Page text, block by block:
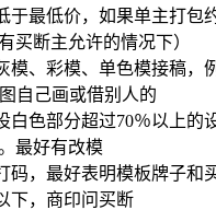
于最低价，如果单主打包
买断主允许的情况下）
模、彩模、单色模接稿，
自己画或借别人的
白色部分超过70％以上的
最好有改模
码，最好表明模板牌子和
下，商印问买断